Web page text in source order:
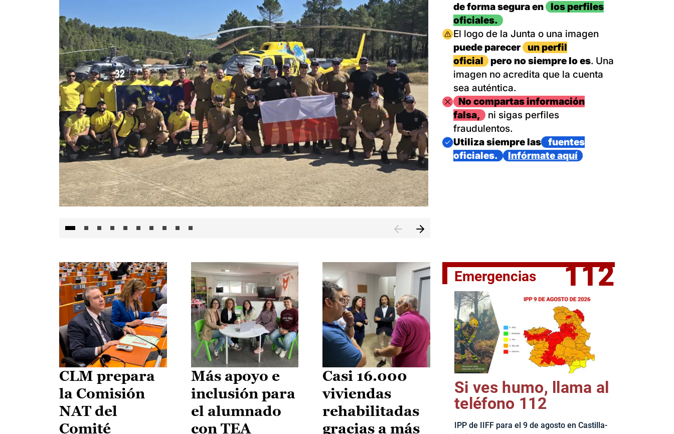
II Vuelta Ciclista CLM LEADER
de forma segura en
los perfiles
oficiales.
Imagen
El logo de la Junta o una imagen
puede parecer
un perfil
oficial
pero no siempre lo es. Una
imagen no acredita que la cuenta
sea auténtica.
ImagenNo compartas información
falsa,
ni sigas perfiles
fraudulentos.
Imagen
Utiliza siempre las
fuentes
oficiales.
Infórmate aquí
CLM prepara
la Comisión
NAT del
Comité
Más apoyo e
inclusión para
el alumnado
con TEA
Casi 16.000
viviendas
rehabilitadas
gracias a más
Emergencias 112
Si ves humo, llama al
teléfono 112
IPP de IIFF para el 9 de agosto en Castilla-